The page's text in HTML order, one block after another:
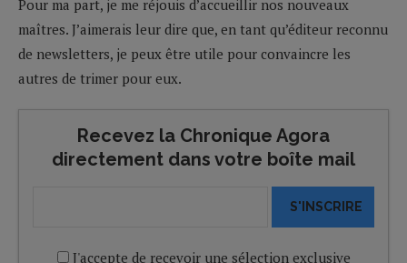
Pour ma part, je me réjouis d’accueillir nos nouveaux
maîtres. J’aimerais leur dire que, en tant qu’éditeur reconnu
de newsletters, je peux être utile pour convaincre les
autres de trimer pour eux.
Recevez la Chronique Agora
directement dans votre boîte mail
S'INSCRIRE
J'accepte de recevoir une sélection exclusive